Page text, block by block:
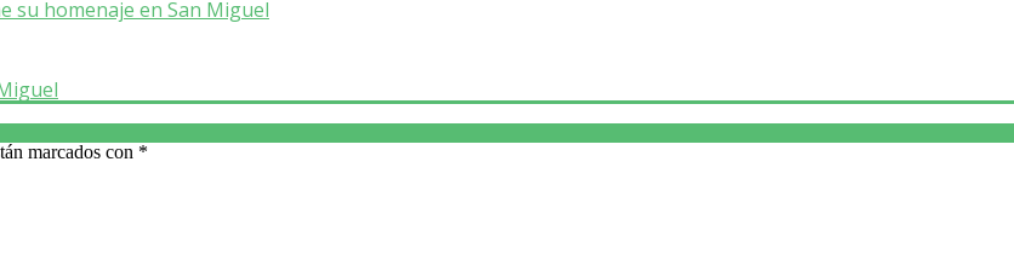
su homenaje en San Miguel
marcados con *